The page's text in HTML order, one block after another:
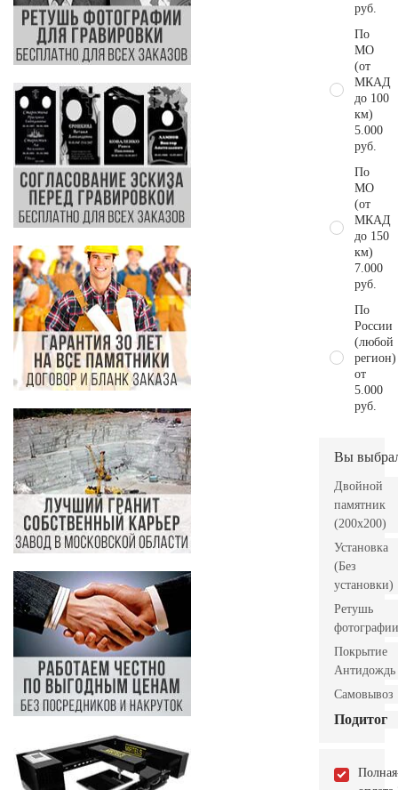
руб.
По
МО
(от
МКАД
до 100
км)
5.000
руб.
По
МО
(от
МКАД
до 150
км)
7.000
руб.
По
России
(любой
регион)
от
5.000
руб.
Вы
Двойной
памятник
(200х200)
Установка
(Без
установки)
Ретушь
фотографии
Покрытие
Антидождь
Самовывоз
Подитог
Полная